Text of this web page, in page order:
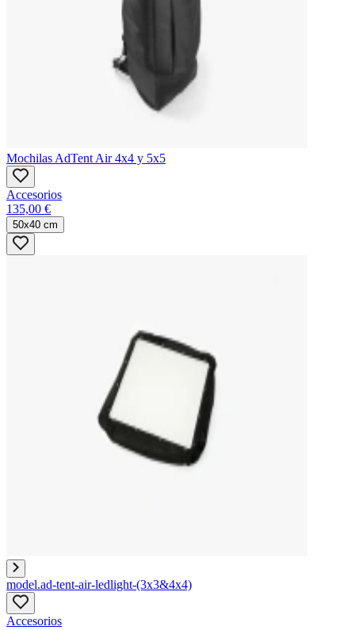
Mochilas AdTent Air 4x4 y 5x5
Accesorios
135,00 €
50x40 cm
model.ad-tent-air-ledlight-(3x3&4x4)
Accesorios